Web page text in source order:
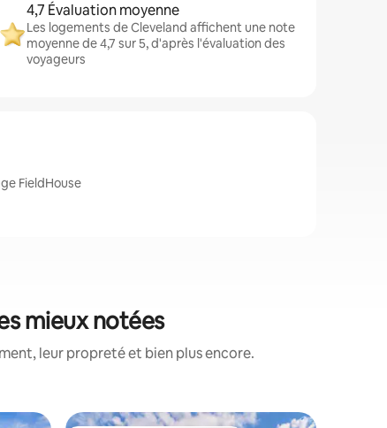
4,7 Évaluation moyenne
Les logements de Cleveland affichent une note
moyenne de 4,7 sur 5, d'après l'évaluation des
voyageurs
FieldHouse
mieux notées
leur propreté et bien plus encore.